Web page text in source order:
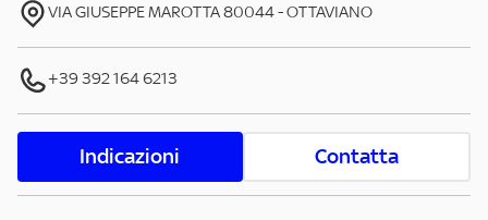
VIA GIUSEPPE MAROTTA80044-OTTAVIANO
+39 392 164 6213
Indicazioni Contatta